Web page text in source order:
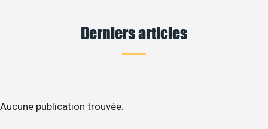
Derniers articles
Aucune publication trouvée.